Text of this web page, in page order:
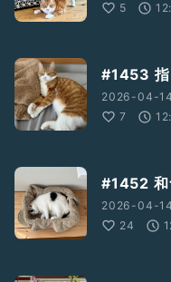
5
#1453 指
2026-04-
7
#1452 和
2026-04-
24